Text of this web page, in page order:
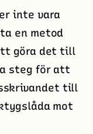
inte vara
en metod
göra det till
steg för att
till
mot